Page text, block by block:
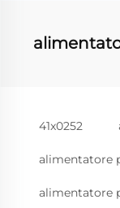
41x0252
alimentatore
alimentatore